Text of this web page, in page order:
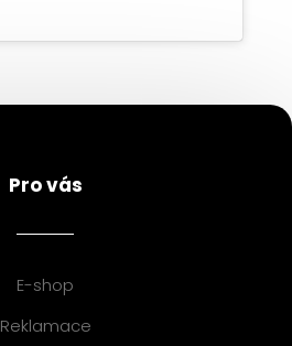
Pro vás
E-shop
Reklamace